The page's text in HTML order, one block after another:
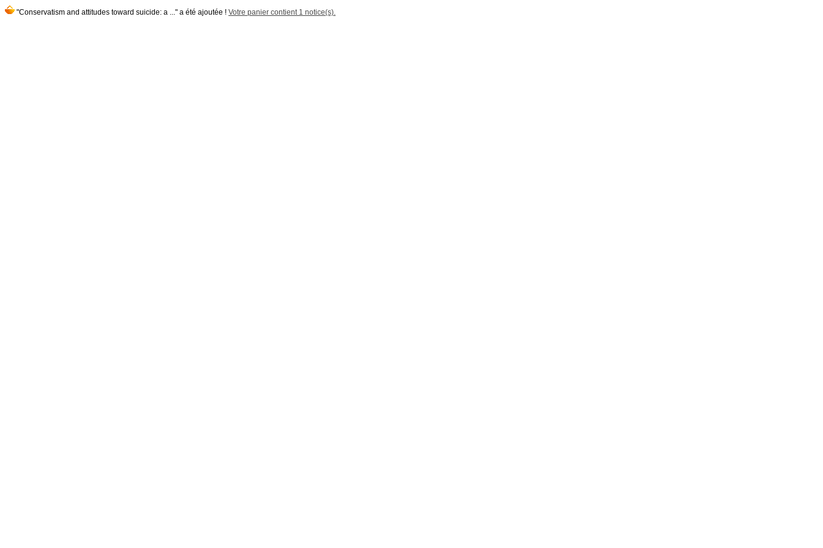
"Conservatism and attitudes toward suicide: a ..." a été ajoutée ! Votre panier contient 1 notice(s).